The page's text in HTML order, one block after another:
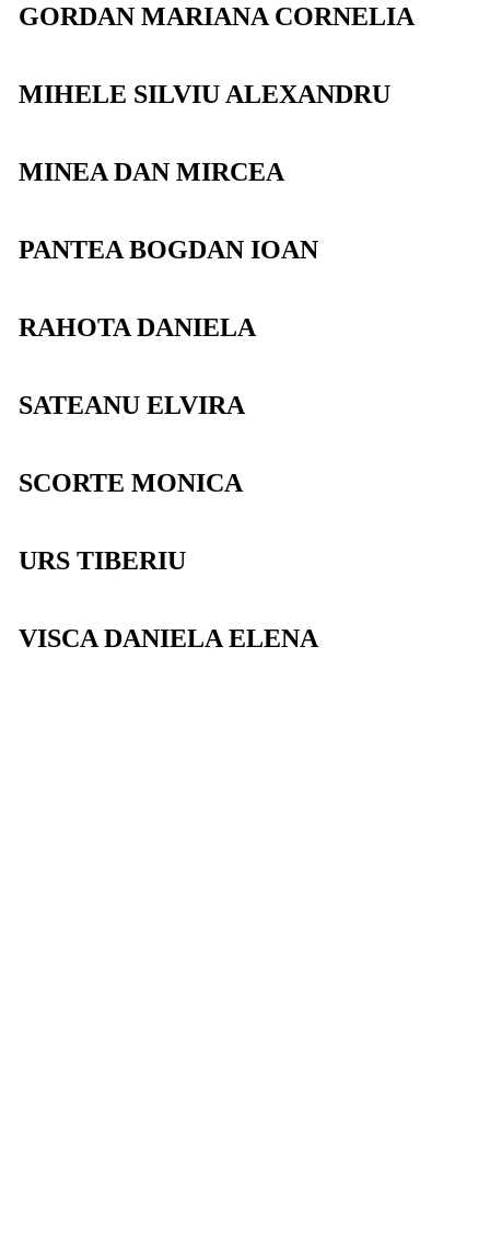
GORDAN MARIANA CORNELIA
MIHELE SILVIU ALEXANDRU
MINEA DAN MIRCEA
PANTEA BOGDAN IOAN
RAHOTA DANIELA
SATEANU ELVIRA
SCORTE MONICA
URS TIBERIU
VISCA DANIELA ELENA